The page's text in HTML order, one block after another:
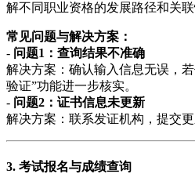
解不同职业资格的发展路径和关联
常见问题与解决方案：
- 问题1：查询结果不准确
解决方案：确认输入信息无误，
验证”功能进一步核实。
- 问题2：证书信息未更新
解决方案：联系发证机构，提交更
3. 考试报名与成绩查询